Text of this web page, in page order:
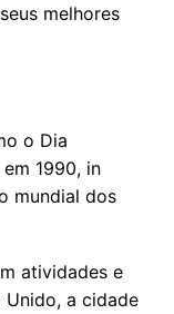
melhores
o Dia
1990, in
mundial dos
atividades e
Unido, a cidade